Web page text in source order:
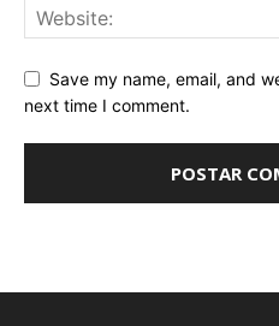
Save my name, email, and
next time I comment.